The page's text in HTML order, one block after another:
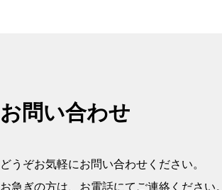
お問い合わせ
どうぞお気軽にお問い合わせください。
お急ぎの方は、お電話にてご連絡ください。